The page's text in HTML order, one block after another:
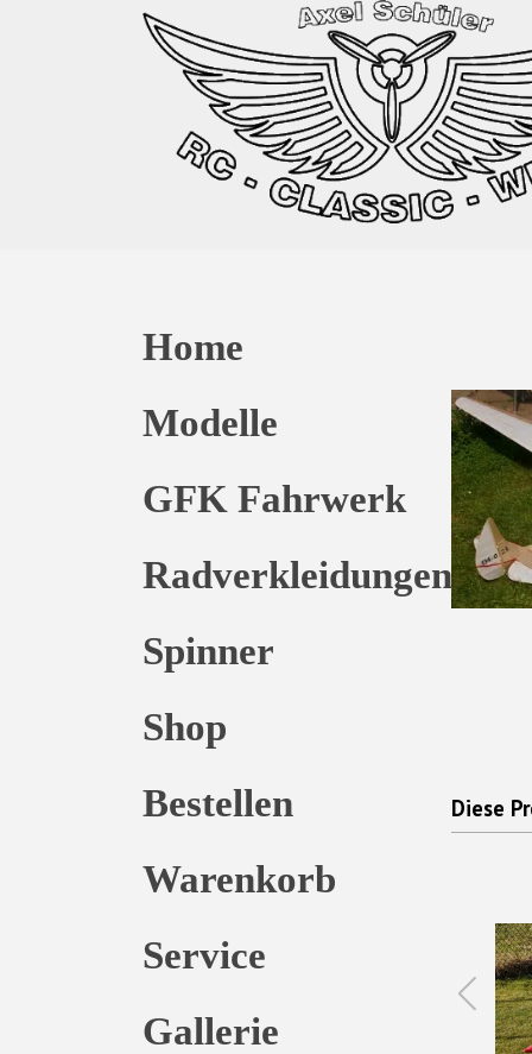
Home
Modelle
GFK Fahrwerk
Radverkleidungen
Spinner
Shop
Bestellen
Warenkorb
Service
Gallerie
Diese